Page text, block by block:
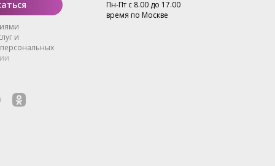
и
Пн-Пт с 8.00 до 17.00
время по Москве